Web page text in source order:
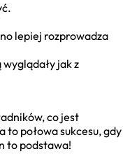
lepiej rozprowadza
jak z
co jest
to połowa sukcesu, gdy
to podstawa!